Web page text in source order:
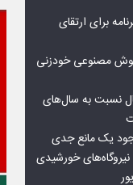
برای ارتقای
هوش مصنوعی خودزنی
نسبت به سال‌های
یک مانع جدی
به نیروگاه‌های خورشیدی